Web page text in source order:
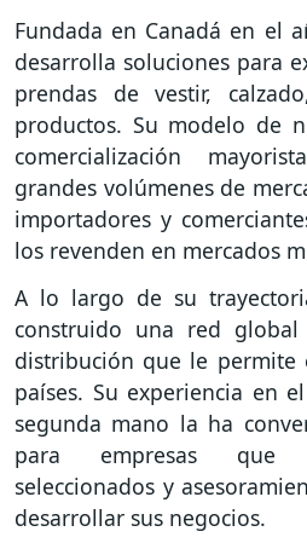
Fundada en Canadá en el
desarrolla soluciones para
prendas de vestir,
productos. Su modelo de
comercialización
grandes volúmenes de
importadores y
los revenden en mercados
A lo largo de su
construido una red
distribución que le permite
países. Su experiencia en
segunda mano la ha
para empresas que
seleccionados y
desarrollar sus negocios.